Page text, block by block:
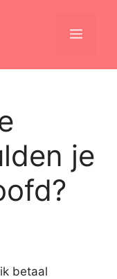
Menu
je
betaal